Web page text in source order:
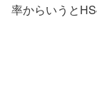
率からいうと